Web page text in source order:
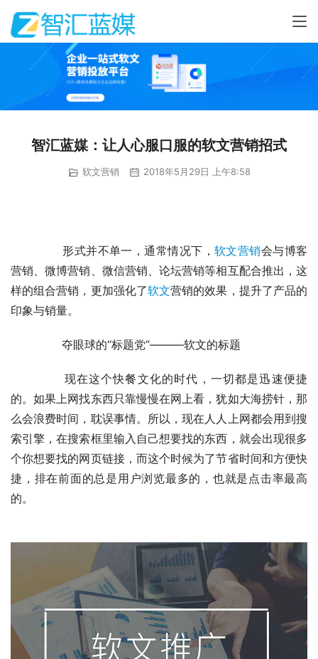
智汇蓝媒：让人心服口服的软文营销招式
软文营销 2018年5月29日 上午8:58
	　　形式并不单一，通常情况下，
软文营销会与博客
营销、微博营销、微信营销、论坛营销等相互配合推出，这
样的组合营销，更加强化了软文营销的效果，提升了产品的
印象与销量。
	　　夺眼球的“标题党”———软文的标题
的。如果上网找东西只靠慢慢在网上看，犹如大海捞针，那
么会浪费时间，耽误事情。所以，现在人人上网都会用到搜
索引擎，在搜索框里输入自己想要找的东西，就会出现很多
个你想要找的网页链接，而这个时候为了节省时间和方便快
捷，排在前面的总是用户浏览最多的，也就是点击率最高
的。